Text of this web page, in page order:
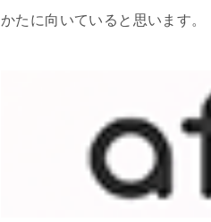
かたに向いていると思います。